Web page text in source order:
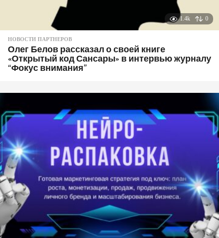
1.4k 0
НОВОСТИ ПАРТНЕРОВ
Олег Белов рассказал о своей книге
«Открытый код Сансары» в интервью журналу
“Фокус внимания”